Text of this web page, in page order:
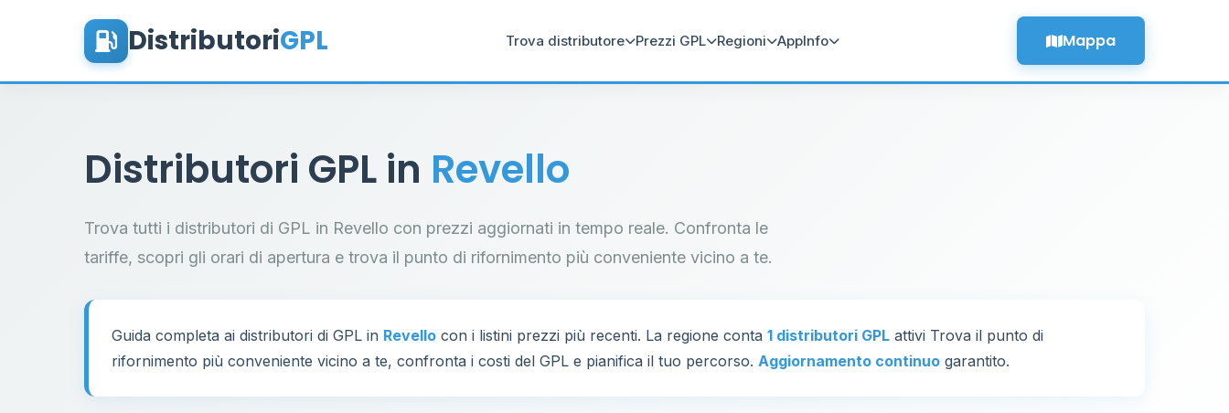
DistributoriGPL Trova distributore Prezzi GPL Regioni AppInfo Mappa
Distributori GPL in Revello
Trova tutti i distributori di GPL in Revello con prezzi aggiornati in tempo reale. Confronta le
tariffe, scopri gli orari di apertura e trova il punto di rifornimento più conveniente vicino a te.
Guida completa ai distributori di GPL in Revello con i listini prezzi più recenti. La regione conta 1 distributori GPL attivi Trova il punto di
rifornimento più conveniente vicino a te, confronta i costi del GPL e pianifica il tuo percorso. Aggiornamento continuo garantito.